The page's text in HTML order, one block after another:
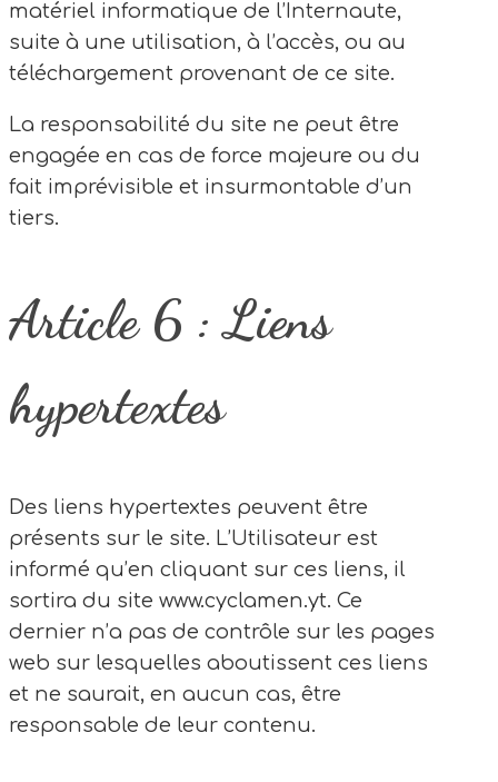
matériel informatique de l’Internaute,
suite à une utilisation, à l’accès, ou au
téléchargement provenant de ce site.
La responsabilité du site ne peut être
engagée en cas de force majeure ou du
fait imprévisible et insurmontable d’un
tiers.
Article 6 : Liens
hypertextes
Des liens hypertextes peuvent être
présents sur le site. L’Utilisateur est
informé qu’en cliquant sur ces liens, il
sortira du site www.cyclamen.yt. Ce
dernier n’a pas de contrôle sur les pages
web sur lesquelles aboutissent ces liens
et ne saurait, en aucun cas, être
responsable de leur contenu.